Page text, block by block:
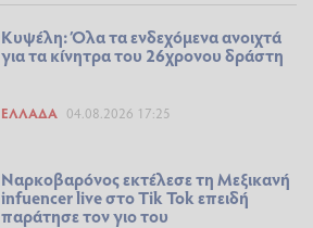
Κυψέλη: Όλα τα ενδεχόμενα ανοιχτά
για τα κίνητρα του 26χρονου δράστη
ΕΛΛΆΔΑ 04.08.2026 17:25
Ναρκοβαρόνος εκτέλεσε τη Μεξικανή
infuencer live στο Tik Tok επειδή
παράτησε τον γιο του